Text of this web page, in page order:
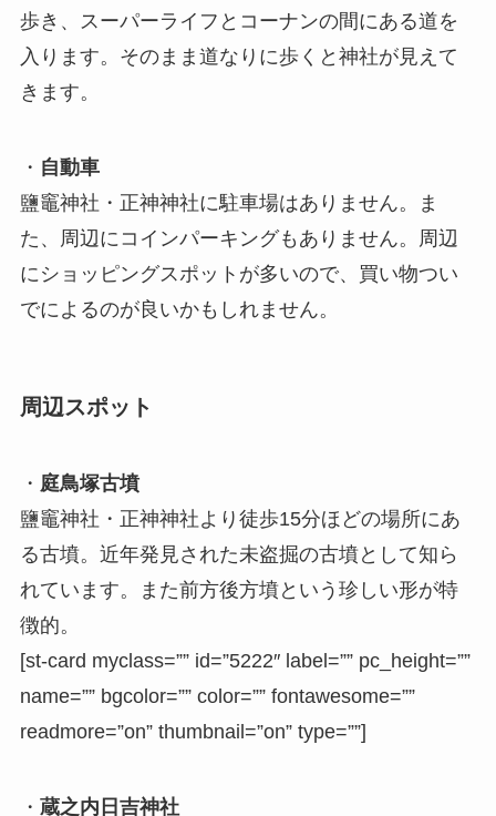
歩き、スーパーライフとコーナンの間にある道を
入ります。そのまま道なりに歩くと神社が見えて
きます。
・ 自動車
鹽竈神社・正神神社に駐車場はありません。ま
た、周辺にコインパーキングもありません。周辺
にショッピングスポットが多いので、買い物つい
でによるのが良いかもしれません。
周辺スポット
・ 庭鳥塚古墳
鹽竈神社・正神神社より徒歩15分ほどの場所にあ
る古墳。近年発見された未盗掘の古墳として知ら
れています。また前方後方墳という珍しい形が特
徴的。
[st-card myclass=”” id=”5222″ label=”” pc_height=””
name=”” bgcolor=”” color=”” fontawesome=””
readmore=”on” thumbnail=”on” type=””]
・ 蔵之内日吉神社